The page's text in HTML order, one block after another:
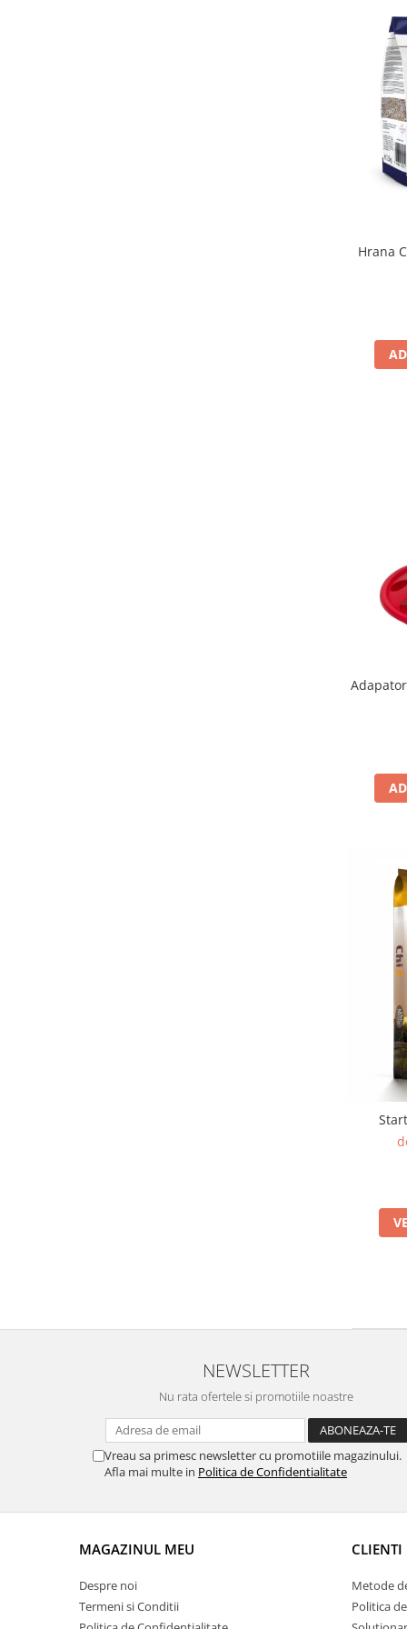
Hrana
NEWSLETTER
Nu rata ofertele si promotiile noastre
Vreau sa primesc newsletter cu promotiile magazinului.
Afla mai multe in Politica de Confidentialitate
MAGAZINUL MEU
Despre noi
Termeni si Conditii
CLIENTI
Metode
Politica